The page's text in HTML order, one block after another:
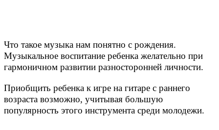
Что такое музыка нам понятно с рождения.
Музыкальное воспитание ребенка желательно при
гармоничном развитии разносторонней личности.
Приобщить ребенка к игре на гитаре с раннего
возраста возможно, учитывая большую
популярность этого инструмента среди молодежи.